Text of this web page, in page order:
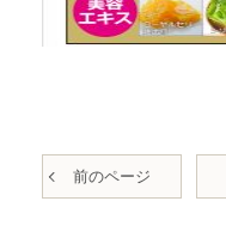
前のページ